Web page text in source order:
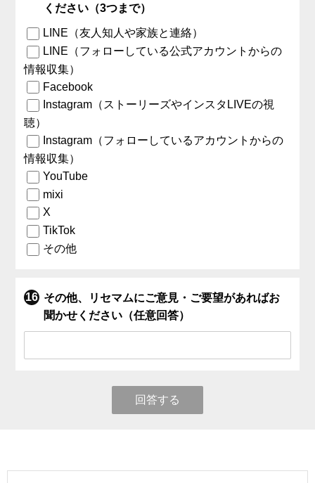
ください（3つまで）
LINE（友人知人や家族と連絡）
LINE（フォローしている公式アカウントからの
情報収集）
Facebook
Instagram（ストーリーズやインスタLIVEの視
聴）
Instagram（フォローしているアカウントからの
情報収集）
YouTube
mixi
X
TikTok
その他
その他、リセマムにご意見・ご要望があればお
聞かせください（任意回答）
回答する